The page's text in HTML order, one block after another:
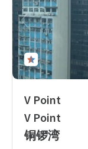
V Point
V Point
铜锣湾